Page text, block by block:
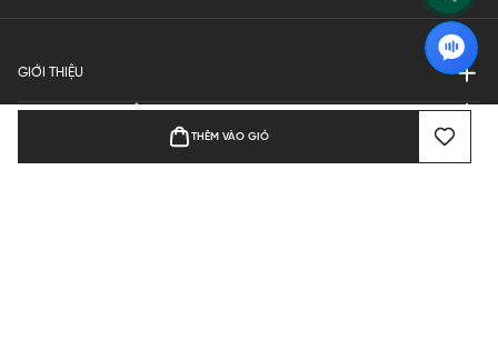
THÊM VÀO GIỎ
GIỚI THIỆU
QUY ĐỊNH HOẠT ĐỘNG